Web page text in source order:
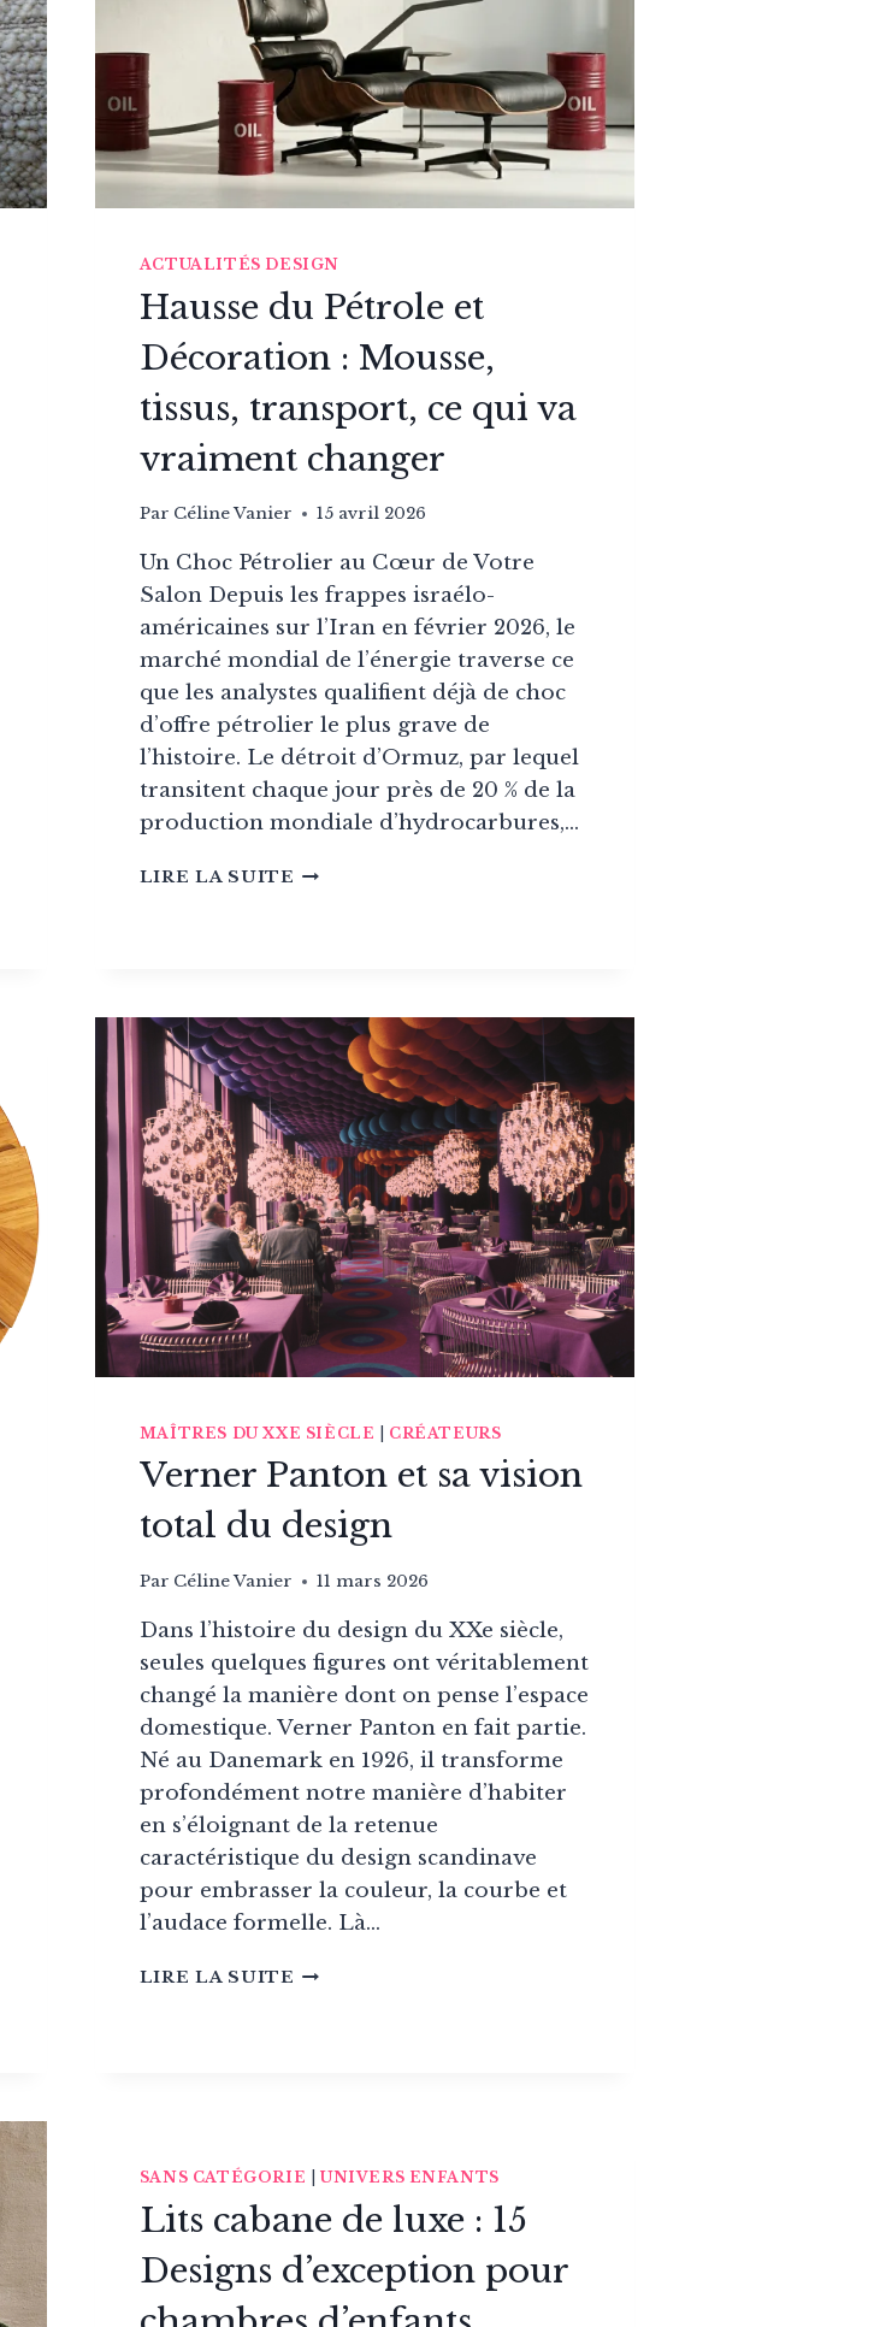
LA
DISPARITION
ACTUALITÉS DESIGN
Hausse du Pétrole et
Décoration : Mousse,
tissus, transport, ce qui va
vraiment changer
Par Céline Vanier 15 avril 2026
Un Choc Pétrolier au Cœur de Votre
Salon Depuis les frappes israélo-
américaines sur l’Iran en février 2026, le
marché mondial de l’énergie traverse ce
que les analystes qualifient déjà de choc
d’offre pétrolier le plus grave de
l’histoire. Le détroit d’Ormuz, par lequel
transitent chaque jour près de 20 % de la
production mondiale d’hydrocarbures,…
LIRE LA SUITE HAUSSE
MOUSSE,
TISSUS,
TRANSPORT,
CE
QUI
VA
VRAIMENT
CHANGER
MAÎTRES DU XXE SIÈCLE CRÉATEURS
Verner Panton et sa vision
total du design
Par Céline Vanier 11 mars 2026
Dans l’histoire du design du XXe siècle,
seules quelques figures ont véritablement
changé la manière dont on pense l’espace
domestique. Verner Panton en fait partie.
Né au Danemark en 1926, il transforme
profondément notre manière d’habiter
en s’éloignant de la retenue
caractéristique du design scandinave
pour embrasser la couleur, la courbe et
l’audace formelle. Là…
LIRE LA SUITE VERNER
SANS CATÉGORIE UNIVERS ENFANTS
Lits cabane de luxe : 15
Designs d’exception pour